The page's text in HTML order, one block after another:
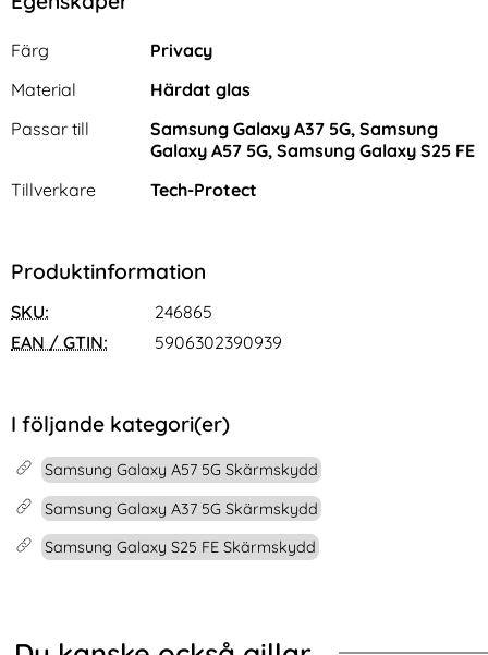
Egenskaper/attribut för denna produkt
Attribut
Färg
Privacy
Material
Härdat glas
Passar till
Samsung Galaxy A37 5G, Samsung
Galaxy A57 5G, Samsung Galaxy S25 FE
Tillverkare
Tech-Protect
Produktinformation
SKU:
246865
EAN / GTIN:
5906302390939
I följande kategori(er)
Samsung Galaxy A57 5G Skärmskydd
Samsung Galaxy A37 5G Skärmskydd
Samsung Galaxy S25 FE Skärmskydd